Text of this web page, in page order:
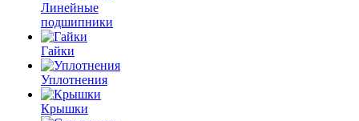
Линейные
подшипники
Гайки
Уплотнения
Крышки